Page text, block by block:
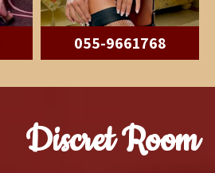
055-9661768
Discret Room